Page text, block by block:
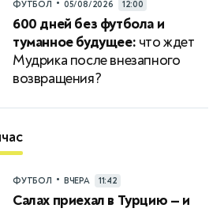
ФУТБОЛ • 05/08/2026 12:00
600 дней без футбола и
туманное будущее: что ждет
Мудрика после внезапного
возвращения?
ФУТБОЛ • ВЧЕРА 11:42
Салах приехал в Турцию — и